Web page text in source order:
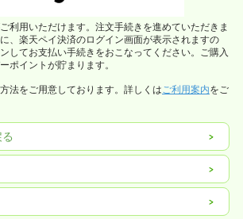
利用いただけます。注文手続きを進めていただきま
、楽天ペイ決済のログイン画面が表示されますの
してお支払い手続きをおこなってください。ご購入
ポイントが貯まります。
法をご用意しております。詳しくは ご利用案内をご